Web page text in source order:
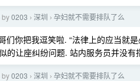
by0203 › 深圳 › 孕妇就不需要排队了么
们你把我逗笑啦. “法律上的应当就
的让座纠纷问题. 站内服务员并没
by0203 › 深圳 › 孕妇就不需要排队了么